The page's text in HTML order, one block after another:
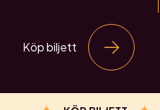
Köp biljett